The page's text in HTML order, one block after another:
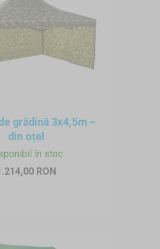
și
îngrădină 3x4,5m –
din oțel
în stoc
RON